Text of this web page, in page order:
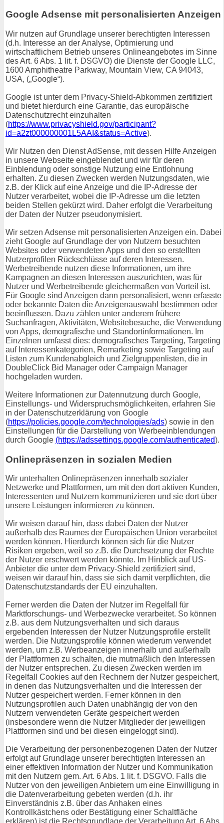
Google Adsense mit personalisierten Anzeigen
Wir nutzen auf Grundlage unserer berechtigten Interessen
(d.h. Interesse an der Analyse, Optimierung und
wirtschaftlichem Betrieb unseres Onlineangebotes im Sinne
des Art. 6 Abs. 1 lit. f. DSGVO) die Dienste der Google LLC,
1600 Amphitheatre Parkway, Mountain View, CA 94043,
USA, („Google“).
Google ist unter dem Privacy-Shield-Abkommen zertifiziert
und bietet hierdurch eine Garantie, das europäische
Datenschutzrecht einzuhalten
(https://www.privacyshield.gov/participant?
id=a2zt000000001L5AAI&status=Active).
Wir Nutzen den Dienst AdSense, mit dessen Hilfe Anzeigen
in unsere Webseite eingeblendet und wir für deren
Einblendung oder sonstige Nutzung eine Entlohnung
erhalten. Zu diesen Zwecken werden Nutzungsdaten, wie
z.B. der Klick auf eine Anzeige und die IP-Adresse der
Nutzer verarbeitet, wobei die IP-Adresse um die letzten
beiden Stellen gekürzt wird. Daher erfolgt die Verarbeitung
der Daten der Nutzer pseudonymisiert.
Wir setzen Adsense mit personalisierten Anzeigen ein. Dabei
zieht Google auf Grundlage der von Nutzern besuchten
Websites oder verwendeten Apps und den so erstellten
Nutzerprofilen Rückschlüsse auf deren Interessen.
Werbetreibende nutzen diese Informationen, um ihre
Kampagnen an diesen Interessen auszurichten, was für
Nutzer und Werbetreibende gleichermaßen von Vorteil ist.
Für Google sind Anzeigen dann personalisiert, wenn erfasste
oder bekannte Daten die Anzeigenauswahl bestimmen oder
beeinflussen. Dazu zählen unter anderem frühere
Suchanfragen, Aktivitäten, Websitebesuche, die Verwendung
von Apps, demografische und Standortinformationen. Im
Einzelnen umfasst dies: demografisches Targeting, Targeting
auf Interessenkategorien, Remarketing sowie Targeting auf
Listen zum Kundenabgleich und Zielgruppenlisten, die in
DoubleClick Bid Manager oder Campaign Manager
hochgeladen wurden.
Weitere Informationen zur Datennutzung durch Google,
Einstellungs- und Widerspruchsmöglichkeiten, erfahren Sie
in der Datenschutzerklärung von Google
(https://policies.google.com/technologies/ads) sowie in den
Einstellungen für die Darstellung von Werbeeinblendungen
durch Google (https://adssettings.google.com/authenticated).
Onlinepräsenzen in sozialen Medien
Wir unterhalten Onlinepräsenzen innerhalb sozialer
Netzwerke und Plattformen, um mit den dort aktiven Kunden,
Interessenten und Nutzern kommunizieren und sie dort über
unsere Leistungen informieren zu können.
Wir weisen darauf hin, dass dabei Daten der Nutzer
außerhalb des Raumes der Europäischen Union verarbeitet
werden können. Hierdurch können sich für die Nutzer
Risiken ergeben, weil so z.B. die Durchsetzung der Rechte
der Nutzer erschwert werden könnte. Im Hinblick auf US-
Anbieter die unter dem Privacy-Shield zertifiziert sind,
weisen wir darauf hin, dass sie sich damit verpflichten, die
Datenschutzstandards der EU einzuhalten.
Ferner werden die Daten der Nutzer im Regelfall für
Marktforschungs- und Werbezwecke verarbeitet. So können
z.B. aus dem Nutzungsverhalten und sich daraus
ergebenden Interessen der Nutzer Nutzungsprofile erstellt
werden. Die Nutzungsprofile können wiederum verwendet
werden, um z.B. Werbeanzeigen innerhalb und außerhalb
der Plattformen zu schalten, die mutmaßlich den Interessen
der Nutzer entsprechen. Zu diesen Zwecken werden im
Regelfall Cookies auf den Rechnern der Nutzer gespeichert,
in denen das Nutzungsverhalten und die Interessen der
Nutzer gespeichert werden. Ferner können in den
Nutzungsprofilen auch Daten unabhängig der von den
Nutzern verwendeten Geräte gespeichert werden
(insbesondere wenn die Nutzer Mitglieder der jeweiligen
Plattformen sind und bei diesen eingeloggt sind).
Die Verarbeitung der personenbezogenen Daten der Nutzer
erfolgt auf Grundlage unserer berechtigten Interessen an
einer effektiven Information der Nutzer und Kommunikation
mit den Nutzern gem. Art. 6 Abs. 1 lit. f. DSGVO. Falls die
Nutzer von den jeweiligen Anbietern um eine Einwilligung in
die Datenverarbeitung gebeten werden (d.h. ihr
Einverständnis z.B. über das Anhaken eines
Kontrollkästchens oder Bestätigung einer Schaltfläche